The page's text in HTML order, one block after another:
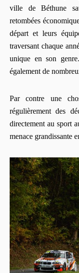
ville de Béthune
retombées
départ et leurs
traversant chaque
unique en son
également de
Par contre une
régulièrement des
directement au sport
menace grandissante